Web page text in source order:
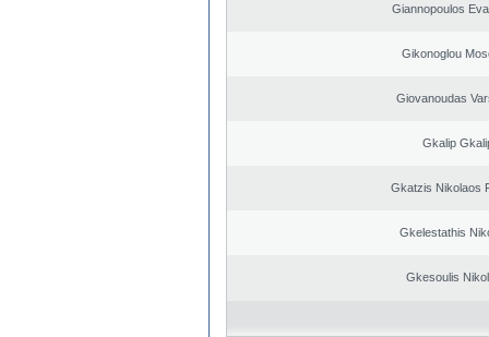
Giannopoulos
Gikonoglou
Giovanoudas
Gkalip
Gkatzis Nikolaos
Gkelestathis
Gkesoulis